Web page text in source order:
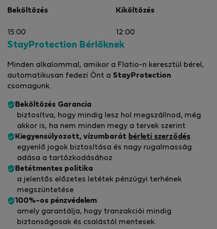
Beköltözés
15:00
Kiköltözés
12:00
StayProtection Bérlőknek
Minden alkalommal, amikor a Flatio-n keresztül bérel,
automatikusan fedezi Önt a StayProtection
csomagunk.
Beköltözés Garancia
biztosítva, hogy mindig lesz hol megszállnod, még
akkor is, ha nem minden megy a tervek szerint
Kiegyensúlyozott, vízumbarát bérleti szerződés
egyenlő jogok biztosítása és nagy rugalmasság
adása a tartózkodásához
Betétmentes politika
a jelentős előzetes letétek pénzügyi terhének
megszüntetése
100%-os pénzvédelem
amely garantálja, hogy tranzakciói mindig
biztonságosak és csalástól mentesek.